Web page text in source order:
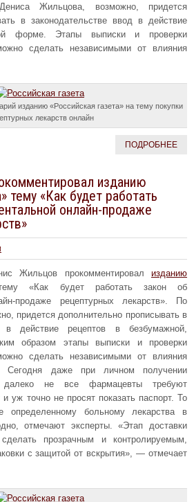
Жильцова, возможно, придется
в законодательстве ввод в действие
форме. Этапы выписки и проверки
сделать независимыми от влияния
изданию «Российская газета» на тему покупки
лекарств онлайн
ПОДРОБНЕЕ
изданию
тему «Как будет работать
онлайн-продаже
Жильцов прокомментировал изданию
«Как будет работать закон об
продаже рецептурных лекарств». По
придется дополнительно прописывать в
в действие рецептов в безбумажной,
образом этапы выписки и проверки
сделать независимыми от влияния
Сегодня даже при личном получении
далеко не все фармацевты требуют
уж точно не просят показать паспорт. То
определенному больному лекарства в
отмечают эксперты. «Этап доставки
прозрачным и контролируемым,
с защитой от вскрытия», — отмечает